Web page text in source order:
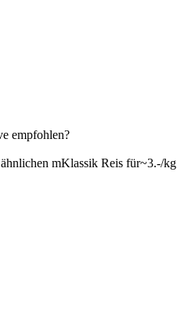
empfohlen?
mKlassik Reis für~3.-/kg